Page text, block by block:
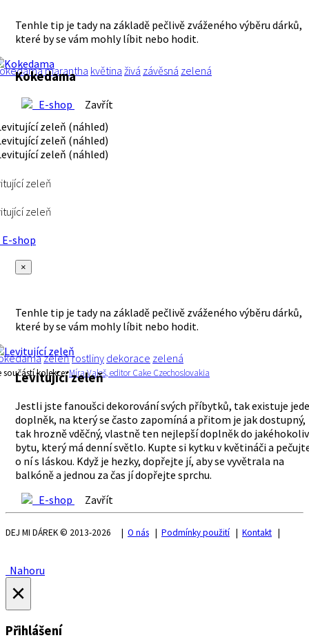
Tenhle tip je tady na základě pečlivě zváženého výběru dárků,
které by se vám mohly líbit nebo hodit.
marantha květina živá závěsná zelená
Kokedama
E-shop Zavřít
zeleň
zeleň
shop
×
Tenhle tip je tady na základě pečlivě zváženého výběru dárků,
které by se vám mohly líbit nebo hodit.
zeleňrostliny dekorace zelená
součástí kolekce:Míra Valeš, editor Cake Czechoslovakia
Levitující zeleň
Jestli jste fanoušci dekorování svých příbytků, tak existuje
doplněk, na který se často zapomíná a přitom je jak dostupný,
tak hrozně vděčný, vlastně ten nejlepší doplněk do jakéhokoliv
bytu, který má denní světlo. Kupte si kytku v květináči a
o ní s láskou. Když je hezky, dopřejte jí, aby se vyvětrala na
balkóně a jednou za čas jí dopřejte sprchu.
E-shop
Zavřít
DEJ MI DÁREK © 2013-2026 | O nás | Podmínky použití| Kontakt |
Nahoru
×
Přihlášení